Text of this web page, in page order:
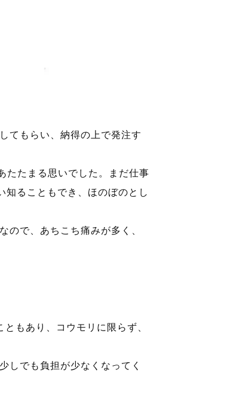
てもらい、納得の上で発注す
たたまる思いでした。まだ仕事
知ることもでき、ほのぼのとし
ので、あちこち痛みが多く、
もあり、コウモリに限らず、
しでも負担が少なくなってく